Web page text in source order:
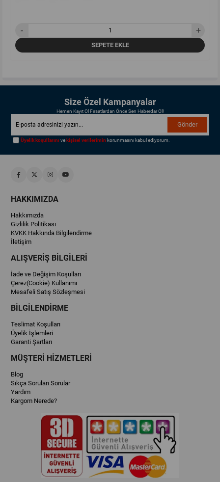
SEPETE EKLE
Size Özel Kampanyalar
Hemen Kayıt Ol Fırsatlardan Önce Sen Haberdar Ol!
Gönder
Üyelik koşullarını ve kişisel verilerimin korunmasını kabul ediyorum.
HAKKIMIZDA
Hakkımızda
Gizlilik Politikası
KVKK Hakkında Bilgilendirme
İletişim
ALIŞVERİŞ BİLGİLERİ
İade ve Değişim Koşulları
Çerez(Cookie) Kullanımı
Mesafeli Satış Sözleşmesi
BİLGİLENDİRME
Teslimat Koşulları
Üyelik İşlemleri
Garanti Şartları
MÜŞTERİ HİZMETLERİ
Blog
Sıkça Sorulan Sorular
Yardım
Kargom Nerede?